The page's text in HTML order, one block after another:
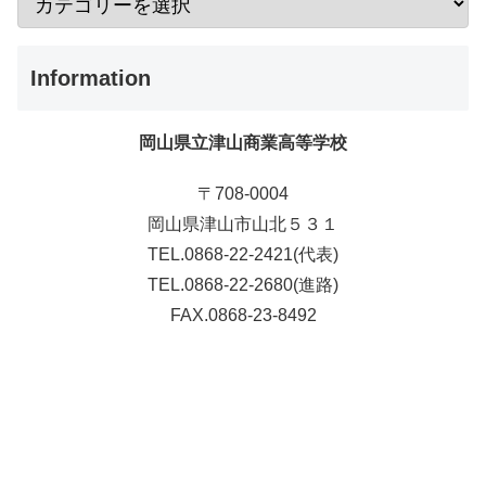
Information
岡山県立津山商業高等学校
〒708-0004
岡山県津山市山北５３１
TEL.0868-22-2421(代表)
TEL.0868-22-2680(進路)
FAX.0868-23-8492